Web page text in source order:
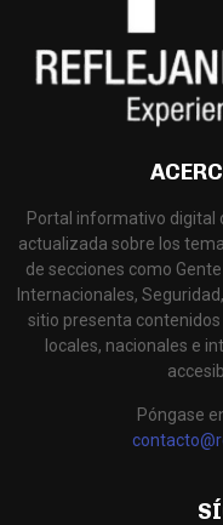
Portal informativo digital
actualizada sobre los
de secciones como
Internacionales,
sitio presenta
locales, nacionales e
Póngase